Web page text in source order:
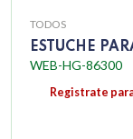
TODOS
ESTUCHE
WEB-HG-86300
Registrate